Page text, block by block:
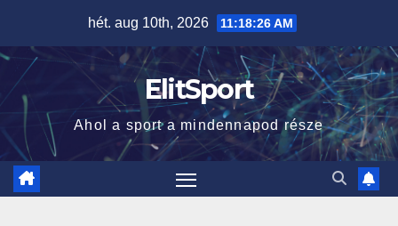
content
hét. aug 10th, 2026 11:18:27 AM
ElitSport
Ahol a sport a mindennapod része